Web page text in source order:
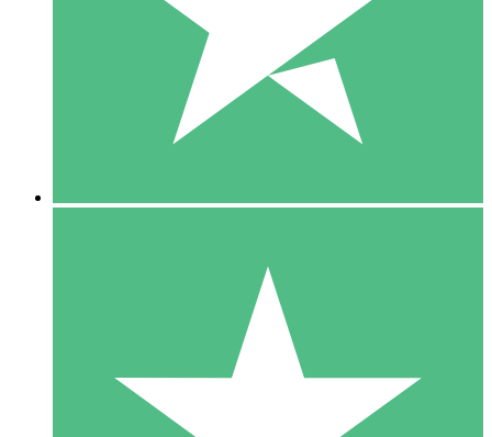
10 00
10 Descargas
20 00